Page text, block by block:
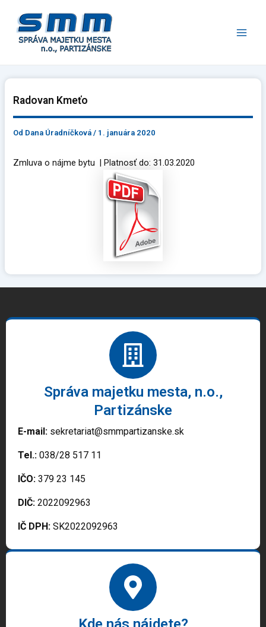
obsah
Radovan Kmeťo
Od Dana Úradníčková/ 1. januára 2020
Zmluva o nájme bytu | Platnosť do: 31.03.2020
Správa majetku mesta, n.o.,
Partizánske
E-mail: sekretariat@smmpartizanske.sk
Tel.: 038/28 517 11
IČO: 379 23 145
DIČ: 2022092963
IČ DPH: SK2022092963